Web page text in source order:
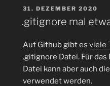
VERÖFFENTLICHT
AM
31. DEZEMBER 2020
.gitignore mal
Auf Github gibt es viele
.gitignore Datei. Für
Datei kann aber auch
verwendet werden.